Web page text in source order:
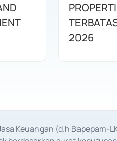
2026
Keuangan (d.h Bapepam-